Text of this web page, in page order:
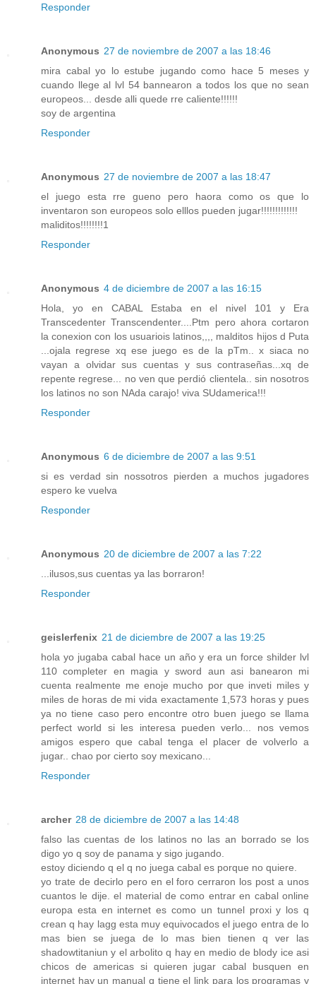
Responder
Anonymous 27 de noviembre de 2007 a las 18:46
mira cabal yo lo estube jugando como hace 5 meses y
cuando llege al lvl 54 bannearon a todos los que no sean
europeos... desde alli quede rre caliente!!!!!!
soy de argentina
Responder
Anonymous 27 de noviembre de 2007 a las 18:47
el juego esta rre gueno pero haora como os que lo
inventaron son europeos solo elllos pueden jugar!!!!!!!!!!!!!
maliditos!!!!!!!!1
Responder
Anonymous 4 de diciembre de 2007 a las 16:15
Hola, yo en CABAL Estaba en el nivel 101 y Era
Transcedenter Transcendenter....Ptm pero ahora cortaron
la conexion con los usuariois latinos,,,, malditos hijos d Puta
...ojala regrese xq ese juego es de la pTm.. x siaca no
vayan a olvidar sus cuentas y sus contraseñas...xq de
repente regrese... no ven que perdió clientela.. sin nosotros
los latinos no son NAda carajo! viva SUdamerica!!!
Responder
Anonymous 6 de diciembre de 2007 a las 9:51
si es verdad sin nossotros pierden a muchos jugadores
espero ke vuelva
Responder
Anonymous 20 de diciembre de 2007 a las 7:22
...ilusos,sus cuentas ya las borraron!
Responder
geislerfenix 21 de diciembre de 2007 a las 19:25
hola yo jugaba cabal hace un año y era un force shilder lvl
110 completer en magia y sword aun asi banearon mi
cuenta realmente me enoje mucho por que inveti miles y
miles de horas de mi vida exactamente 1,573 horas y pues
ya no tiene caso pero encontre otro buen juego se llama
perfect world si les interesa pueden verlo... nos vemos
amigos espero que cabal tenga el placer de volverlo a
jugar.. chao por cierto soy mexicano...
Responder
archer 28 de diciembre de 2007 a las 14:48
falso las cuentas de los latinos no las an borrado se los
digo yo q soy de panama y sigo jugando.
estoy diciendo q el q no juega cabal es porque no quiere.
yo trate de decirlo pero en el foro cerraron los post a unos
cuantos le dije. el material de como entrar en cabal online
europa esta en internet es como un tunnel proxi y los q
crean q hay lagg esta muy equivocados el juego entra de lo
mas bien se juega de lo mas bien tienen q ver las
shadowtitaniun y el arbolito q hay en medio de blody ice asi
chicos de americas si quieren jugar cabal busquen en
internet hay un manual q tiene el link para los programas y